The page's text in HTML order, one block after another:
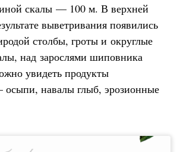
скалы — 100 м. В верхней
выветривания появились
столбы, гроты и округлые
над зарослями шиповника
увидеть продукты
навалы глыб, эрозионные